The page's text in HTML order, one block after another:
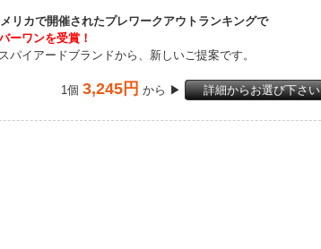
リカで開催されたプレワークアウトランキングで
ーワンを受賞！
パイアードブランドから、新しいご提案です。
1個 3,245円 から ▶ 詳細からお選び下さい